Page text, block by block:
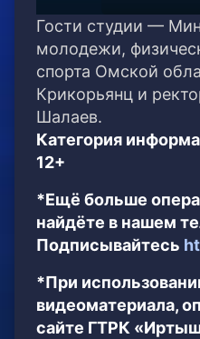
Гости студии —
молодежи,
спорта Омской
Крикорьянц и
Шалаев.
Категория
12+
*Ещё больше
найдёте в нашем
Подписывайтесь
*При
видеоматериала,
сайте ГТРК